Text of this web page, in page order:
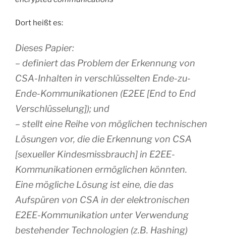
Dort heißt es:
Dieses Papier:
– definiert das Problem der Erkennung von
CSA-Inhalten in verschlüsselten Ende-zu-
Ende-Kommunikationen (E2EE [End to End
Verschlüsselung]); und
– stellt eine Reihe von möglichen technischen
Lösungen vor, die die Erkennung von CSA
[sexueller Kindesmissbrauch] in E2EE-
Kommunikationen ermöglichen könnten.
Eine mögliche Lösung ist eine, die das
Aufspüren von CSA in der elektronischen
E2EE-Kommunikation unter Verwendung
bestehender Technologien (z.B. Hashing)